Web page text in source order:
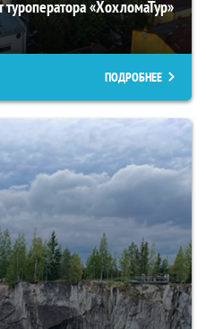
«ХохломаТур»
ПОДРОБНЕЕ